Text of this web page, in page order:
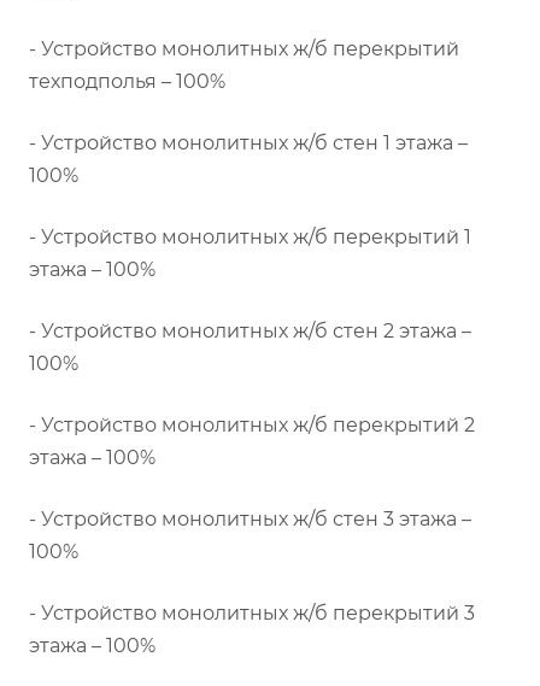
- Устройство монолитных ж/б перекрытий
техподполья – 100%
- Устройство монолитных ж/б стен 1 этажа –
100%
- Устройство монолитных ж/б перекрытий 1
этажа – 100%
- Устройство монолитных ж/б стен 2 этажа –
100%
- Устройство монолитных ж/б перекрытий 2
этажа – 100%
- Устройство монолитных ж/б стен 3 этажа –
100%
- Устройство монолитных ж/б перекрытий 3
этажа – 100%